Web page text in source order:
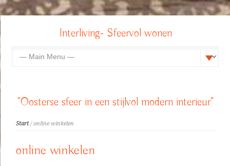
Interliving- Sfeervol wonen
"Oosterse sfeer in een stijlvol modern interieur"
Start/ online winkelen
online winkelen